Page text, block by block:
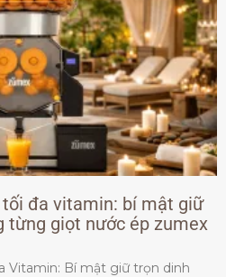
đa vitamin: bí mật giữ
từng giọt nước ép zumex
Vitamin: Bí mật giữ trọn dinh